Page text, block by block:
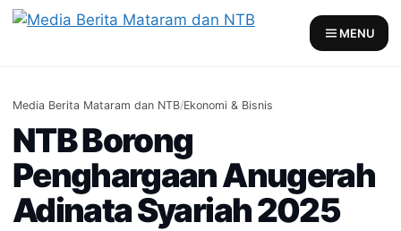
Skip
MENU
Media Berita Mataram dan NTB/Ekonomi & Bisnis
NTB Borong
Penghargaan Anugerah
Adinata Syariah 2025